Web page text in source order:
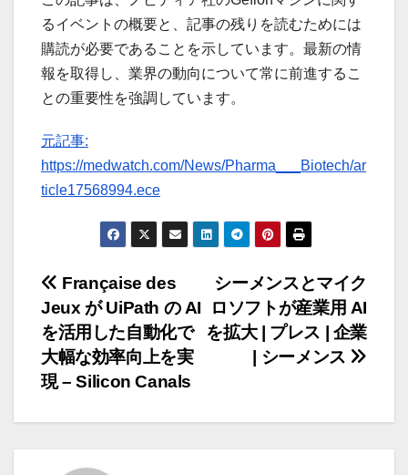
るイベントの概要と、記事の残りを読むためには
購読が必要であることを示しています。最新の情
報を取得し、業界の動向について常に前進するこ
との重要性を強調しています。
元記事:
https://medwatch.com/News/Pharma___Biotech/ar
ticle17568994.ece
投
稿
ナ
ビ
シーメンスとマイク
ロソフトが産業用 AI
を拡大 | プレス | 企業
| シーメンス
Française des
Jeux が UiPath の AI
を活用した自動化で
大幅な効率向上を実
現 – Silicon Canals